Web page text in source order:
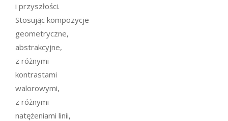
i przyszłości.
Stosując kompozycje
geometryczne,
abstrakcyjne,
z różnymi
kontrastami
walorowymi,
z różnymi
natężeniami linii,